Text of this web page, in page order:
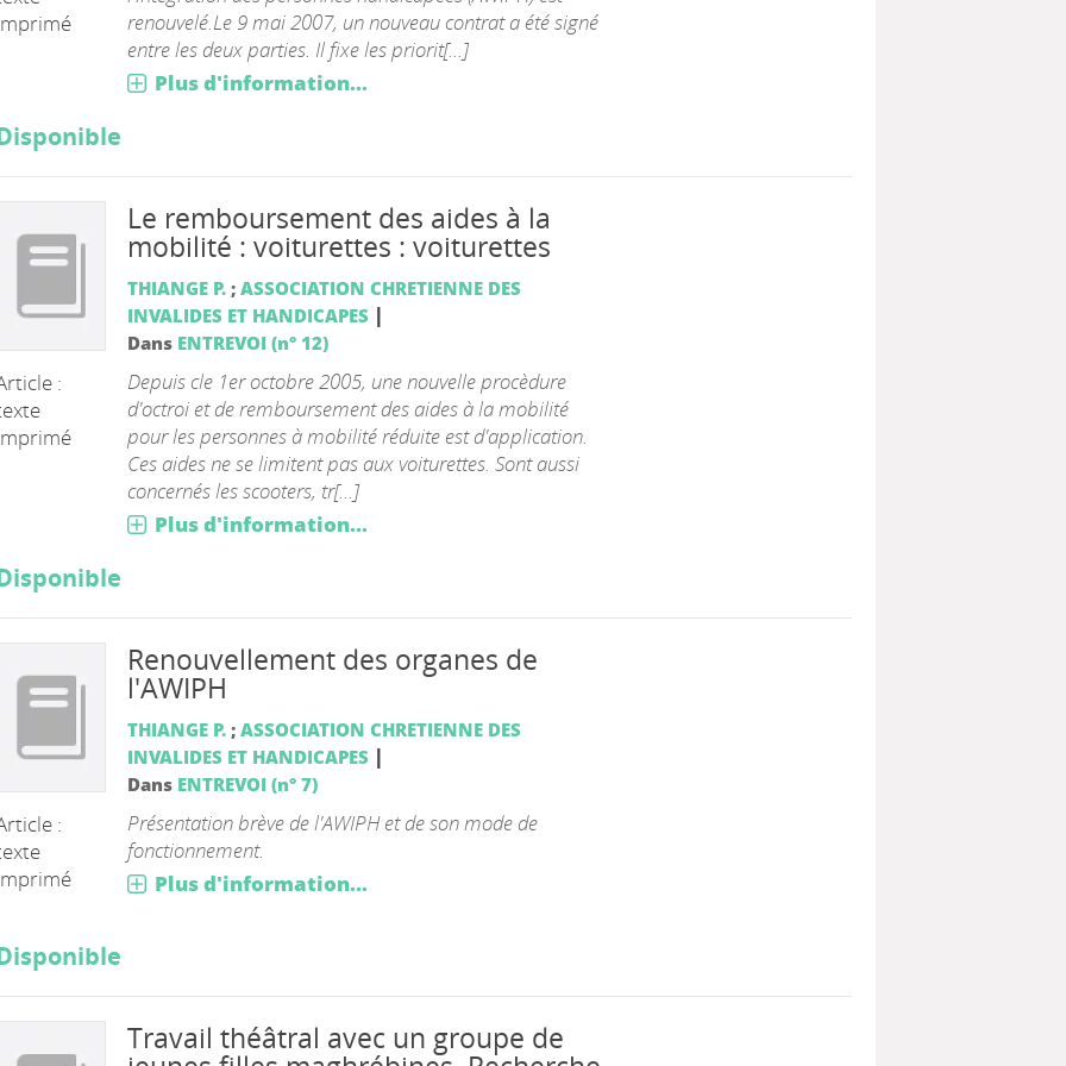
renouvelé.Le 9 mai 2007, un nouveau contrat a été signé
entre les deux parties. Il fixe les priorit[...]
Plus d'information...
:
Le remboursement des aides à la
mobilité : voiturettes : voiturettes
THIANGE P.; ASSOCIATION CHRETIENNE DES
INVALIDES ET HANDICAPES |
Dans ENTREVOI (n° 12)
Depuis cle 1er octobre 2005, une nouvelle procèdure
d'octroi et de remboursement des aides à la mobilité
pour les personnes à mobilité réduite est d'application.
Ces aides ne se limitent pas aux voiturettes. Sont aussi
concernés les scooters, tr[...]
Plus d'information...
:
Renouvellement des organes de
l'AWIPH
THIANGE P.; ASSOCIATION CHRETIENNE DES
INVALIDES ET HANDICAPES |
Dans ENTREVOI (n° 7)
Présentation brève de l'AWIPH et de son mode de
fonctionnement.
Plus d'information...
Travail théâtral avec un groupe de